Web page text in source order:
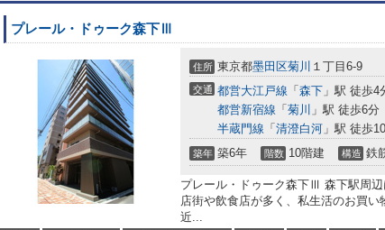
プレール・ドゥーク森下Ⅲ
住所 東京都墨田区菊川 １丁目6-9
交通 都営大江戸線 「 森下 」駅 徒歩4
都営新宿線 「 菊川 」駅 徒歩6分
半蔵門線 「 清澄白河 」駅 徒歩
築年 築6年 階数 10階建 構造 鉄
プレール・ドゥーク森下Ⅲ 森下駅周
店街や飲食店が多く、私生活のお買
近...